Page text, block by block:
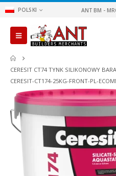
POLSKI ANT BM -
CERESIT CT74 TYNK SILIKONOWY
CERESIT-CT174-25KG-FRONT-PL-